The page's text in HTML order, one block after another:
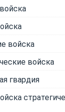
войска
войска
гвардия